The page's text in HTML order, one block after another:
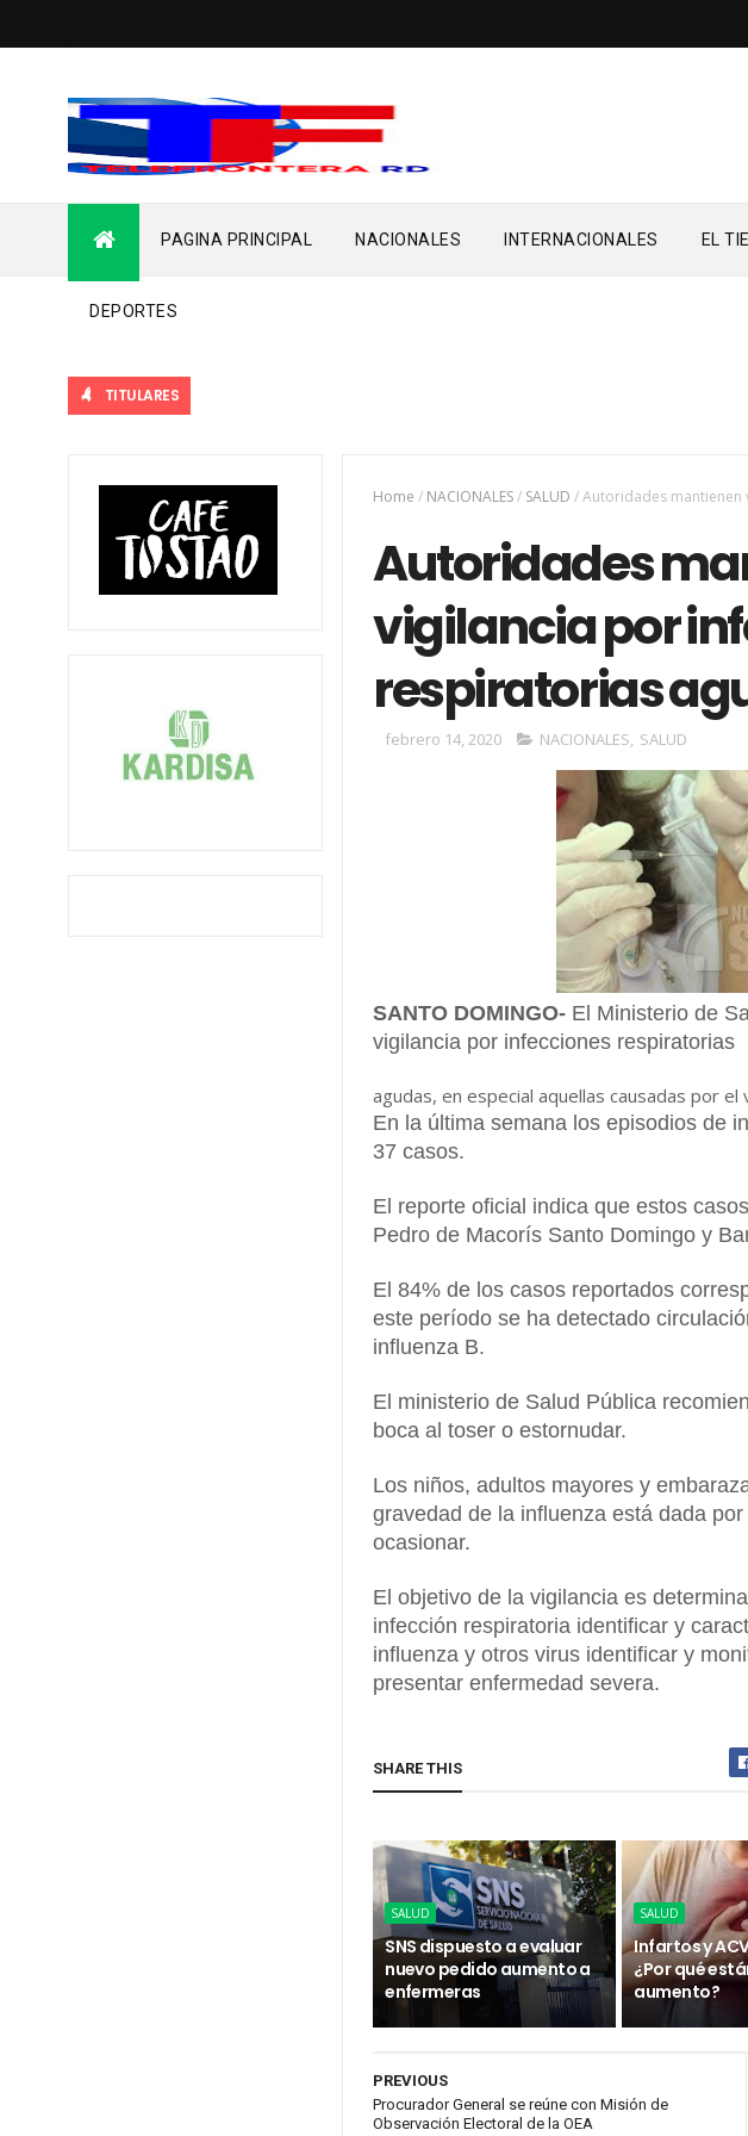
PAGINA PRINCIPAL NACIONALES INTERNACIONALES EL
DEPORTES
TITULARES
Home / NACIONALES/ SALUD /Autoridades
Autoridades
vigilancia por
respiratorias
febrero 14, 2020 NACIONALES, SALUD
SANTO DOMINGO- El Ministerio de
vigilancia por infecciones respiratorias
agudas, en especial aquellas causadas por el
En la última semana los episodios de
37 casos.
El reporte oficial indica que estos
Pedro de Macorís Santo Domingo y
El 84% de los casos reportados
este período se ha detectado
influenza B.
El ministerio de Salud Pública
boca al toser o estornudar.
Los niños, adultos mayores y
gravedad de la influenza está dada
ocasionar.
El objetivo de la vigilancia es
infección respiratoria identificar y
influenza y otros virus identificar y
presentar enfermedad severa.
SHARE THIS
SALUD
SNS dispuesto a evaluar
nuevo pedido aumento a
enfermeras
SALUD
Infartos y
¿Por qué
aumento?
PREVIOUS
Procurador General se reúne con Misión de
Observación Electoral de la OEA